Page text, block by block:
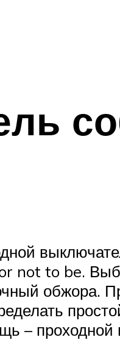
not to be.
обжора.
–